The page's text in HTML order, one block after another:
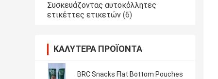
Συσκευάζοντας αυτοκόλλητες
ετικέττες ετικετών (6)
ΚΑΛΎΤΕΡΑ ΠΡΟΪΌΝΤΑ
BRC Snacks Flat Bottom Pouches